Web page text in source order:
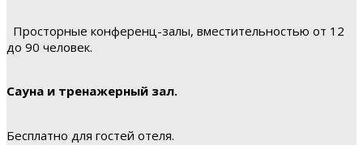
Просторные конференц-залы, вместительностью от 12
до 90 человек.
Сауна и тренажерный зал.
Бесплатно для гостей отеля.